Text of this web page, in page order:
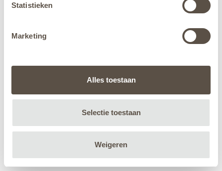
Statistieken
Marketing
Alles toestaan
Selectie toestaan
Weigeren